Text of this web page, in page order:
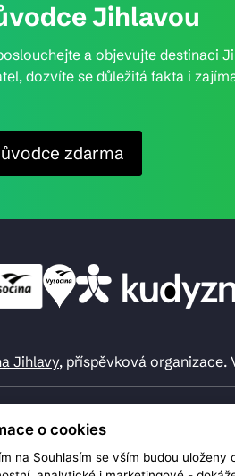
Jihlavou
a objevujte destinaci
dozvíte se důležitá fakta i
zdarma
Jihlavy, příspěvková organizace.
o cookies
na Souhlasím se vším budou uloženy